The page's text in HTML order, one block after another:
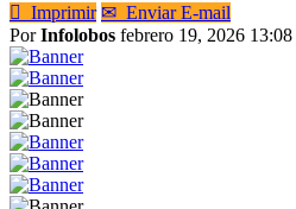
 Imprimir ✉ Enviar E-mail
PorInfolobos febrero 19, 2026 13:08